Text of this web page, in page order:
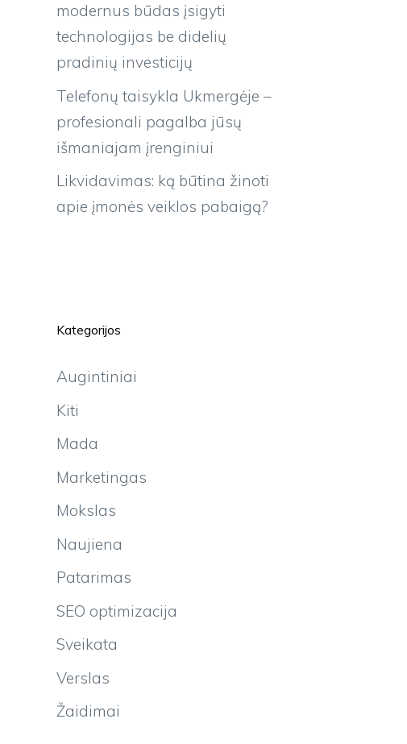
modernus būdas įsigyti
technologijas be didelių
pradinių investicijų
Telefonų taisykla Ukmergėje –
profesionali pagalba jūsų
išmaniajam įrenginiui
Likvidavimas: ką būtina žinoti
apie įmonės veiklos pabaigą?
Kategorijos
Augintiniai
Kiti
Mada
Marketingas
Mokslas
Naujiena
Patarimas
SEO optimizacija
Sveikata
Verslas
Žaidimai